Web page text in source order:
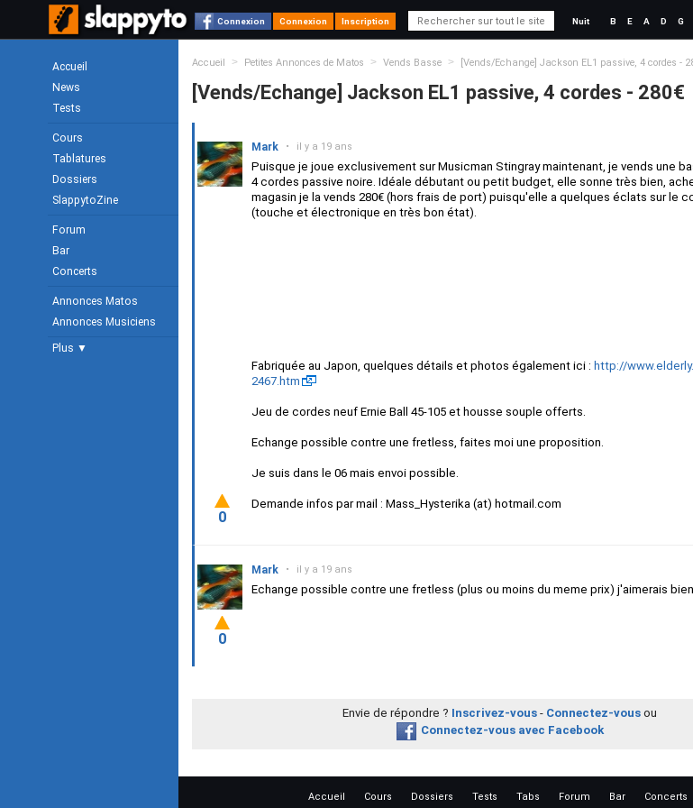
Connexion Connexion Inscription Nuit B E A D G
Accueil
News
Tests
Cours
Tablatures
Dossiers
SlappytoZine
Forum
Bar
Concerts
Annonces Matos
Annonces Musiciens
Plus ▼
Accueil > Petites Annonces de Matos > Vends Basse > [Vends/Echange] Jackson EL1 passive, 4 cordes -
[Vends/Echange] Jackson EL1 passive, 4 cordes - 280€
Mark • il y a 19 ans
Puisque je joue exclusivement sur Musicman Stingray maintenant, je vends une
4 cordes passive noire. Idéale débutant ou petit budget, elle sonne très bien,
magasin je la vends 280€ (hors frais de port) puisqu'elle a quelques éclats sur le
(touche et électronique en très bon état).
Fabriquée au Japon, quelques détails et photos également ici : http://
2467.htm
Jeu de cordes neuf Ernie Ball 45-105 et housse souple offerts.
Echange possible contre une fretless, faites moi une proposition.
Je suis dans le 06 mais envoi possible.
Demande infos par mail : Mass_Hysterika (at) hotmail.com
0
Mark • il y a 19 ans
Echange possible contre une fretless (plus ou moins du meme prix) j'aimerais
0
Envie de répondre ? Inscrivez-vous - Connectez-vous ou
Connectez-vous avec Facebook
Accueil Cours Dossiers Tests Tabs Forum Bar Concerts